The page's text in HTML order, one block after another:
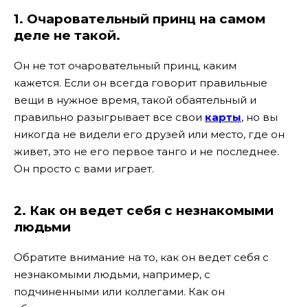
1. Очаровательный принц на самом
деле не такой.
Он не тот очаровательный принц, каким
кажется. Если он всегда говорит правильные
вещи в нужное время, такой обаятельный и
правильно разыгрывает все свои карты, но вы
никогда не видели его друзей или место, где он
живет, это не его первое танго и не последнее.
Он просто с вами играет.
2. Как он ведет себя с незнакомыми
людьми
Обратите внимание на то, как он ведет себя с
незнакомыми людьми, например, с
подчиненными или коллегами. Как он